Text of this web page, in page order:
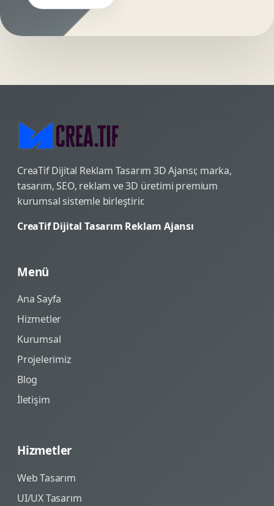
CreaTif Dijital Reklam Tasarım 3D Ajansı; marka,
tasarım, SEO, reklam ve 3D üretimi premium
kurumsal sistemle birleştirir.
CreaTif Dijital Tasarım Reklam Ajansı
Menü
Ana Sayfa
Hizmetler
Kurumsal
Projelerimiz
Blog
İletişim
Hizmetler
Web Tasarım
UI/UX Tasarım